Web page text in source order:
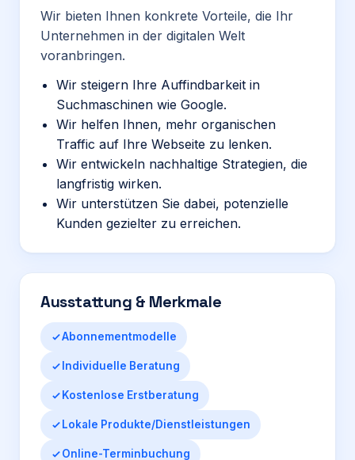
Wir bieten Ihnen konkrete Vorteile, die Ihr
Unternehmen in der digitalen Welt
voranbringen.
Wir steigern Ihre Auffindbarkeit in
Suchmaschinen wie Google.
Wir helfen Ihnen, mehr organischen
Traffic auf Ihre Webseite zu lenken.
Wir entwickeln nachhaltige Strategien, die
langfristig wirken.
Wir unterstützen Sie dabei, potenzielle
Kunden gezielter zu erreichen.
Ausstattung & Merkmale
Abonnementmodelle
Individuelle Beratung
Kostenlose Erstberatung
Lokale Produkte/Dienstleistungen
Online-Terminbuchung